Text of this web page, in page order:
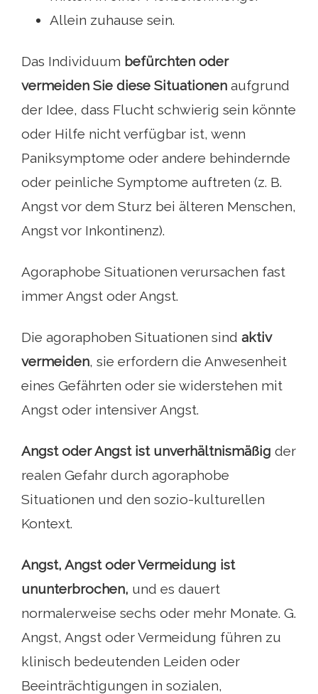
Allein zuhause sein.
Das Individuum befürchten oder
vermeiden Sie diese Situationen aufgrund
der Idee, dass Flucht schwierig sein könnte
oder Hilfe nicht verfügbar ist, wenn
Paniksymptome oder andere behindernde
oder peinliche Symptome auftreten (z. B.
Angst vor dem Sturz bei älteren Menschen,
Angst vor Inkontinenz).
Agoraphobe Situationen verursachen fast
immer Angst oder Angst.
Die agoraphoben Situationen sind aktiv
vermeiden, sie erfordern die Anwesenheit
eines Gefährten oder sie widerstehen mit
Angst oder intensiver Angst.
Angst oder Angst ist unverhältnismäßig der
realen Gefahr durch agoraphobe
Situationen und den sozio-kulturellen
Kontext.
Angst, Angst oder Vermeidung ist
ununterbrochen, und es dauert
normalerweise sechs oder mehr Monate. G.
Angst, Angst oder Vermeidung führen zu
klinisch bedeutenden Leiden oder
Beeinträchtigungen in sozialen,